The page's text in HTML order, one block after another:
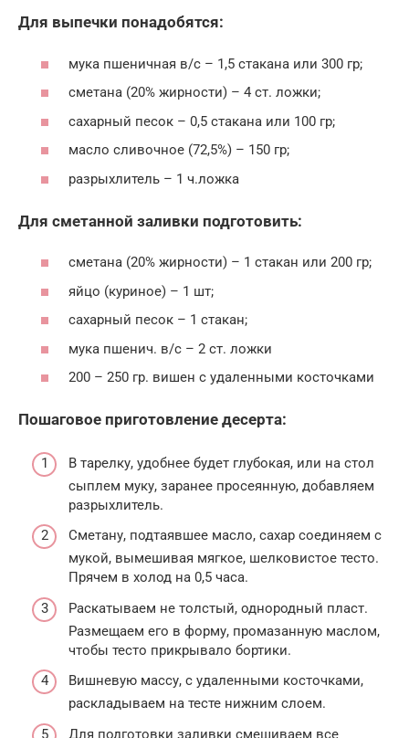
Для выпечки понадобятся:
мука пшеничная в/с – 1,5 стакана или 300 гр;
сметана (20% жирности) – 4 ст. ложки;
сахарный песок – 0,5 стакана или 100 гр;
масло сливочное (72,5%) – 150 гр;
разрыхлитель – 1 ч.ложка
Для сметанной заливки подготовить:
сметана (20% жирности) – 1 стакан или 200 гр;
яйцо (куриное) – 1 шт;
сахарный песок – 1 стакан;
мука пшенич. в/с – 2 ст. ложки
200 – 250 гр. вишен с удаленными косточками
Пошаговое приготовление десерта:
В тарелку, удобнее будет глубокая, или на стол
сыплем муку, заранее просеянную, добавляем
разрыхлитель.
Сметану, подтаявшее масло, сахар соединяем с
мукой, вымешивая мягкое, шелковистое тесто.
Прячем в холод на 0,5 часа.
Раскатываем не толстый, однородный пласт.
Размещаем его в форму, промазанную маслом,
чтобы тесто прикрывало бортики.
Вишневую массу, с удаленными косточками,
раскладываем на тесте нижним слоем.
Для подготовки заливки смешиваем все